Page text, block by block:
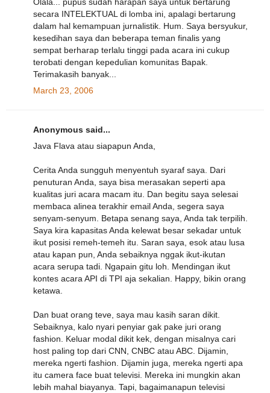
secara INTELEKTUAL di lomba ini, apalagi bertarung
dalam hal kemampuan jurnalistik. Hum. Saya bersyukur,
kesedihan saya dan beberapa teman finalis yang
sempat berharap terlalu tinggi pada acara ini cukup
terobati dengan kepedulian komunitas Bapak.
Terimakasih banyak...
March 23, 2006
Anonymous said...
Java Flava atau siapapun Anda,
Cerita Anda sungguh menyentuh syaraf saya. Dari
penuturan Anda, saya bisa merasakan seperti apa
kualitas juri acara macam itu. Dan begitu saya selesai
membaca alinea terakhir email Anda, segera saya
senyam-senyum. Betapa senang saya, Anda tak terpilih.
Saya kira kapasitas Anda kelewat besar sekadar untuk
ikut posisi remeh-temeh itu. Saran saya, esok atau lusa
atau kapan pun, Anda sebaiknya nggak ikut-ikutan
acara serupa tadi. Ngapain gitu loh. Mendingan ikut
kontes acara API di TPI aja sekalian. Happy, bikin orang
ketawa.
Dan buat orang teve, saya mau kasih saran dikit.
Sebaiknya, kalo nyari penyiar gak pake juri orang
fashion. Keluar modal dikit kek, dengan misalnya cari
host paling top dari CNN, CNBC atau ABC. Dijamin,
mereka ngerti fashion. Dijamin juga, mereka ngerti apa
itu camera face buat televisi. Mereka ini mungkin akan
lebih mahal biayanya. Tapi, bagaimanapun televisi